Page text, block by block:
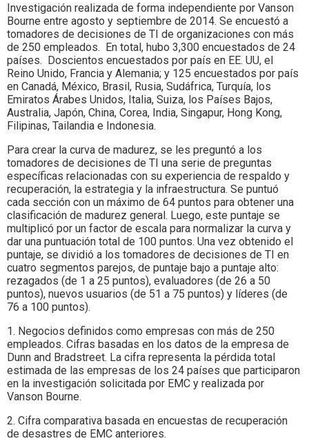
Investigación realizada de forma independiente por Vanson
Bourne entre agosto y septiembre de 2014. Se encuestó a
tomadores de decisiones de TI de organizaciones con más
de 250 empleados. En total, hubo 3,300 encuestados de 24
países. Doscientos encuestados por país en EE. UU, el
Reino Unido, Francia y Alemania; y 125 encuestados por país
en Canadá, México, Brasil, Rusia, Sudáfrica, Turquía, los
Emiratos Árabes Unidos, Italia, Suiza, los Países Bajos,
Australia, Japón, China, Corea, India, Singapur, Hong Kong,
Filipinas, Tailandia e Indonesia.
Para crear la curva de madurez, se les preguntó a los
tomadores de decisiones de TI una serie de preguntas
específicas relacionadas con su experiencia de respaldo y
recuperación, la estrategia y la infraestructura. Se puntuó
cada sección con un máximo de 64 puntos para obtener una
clasificación de madurez general. Luego, este puntaje se
multiplicó por un factor de escala para normalizar la curva y
dar una puntuación total de 100 puntos. Una vez obtenido el
puntaje, se dividió a los tomadores de decisiones de TI en
cuatro segmentos parejos, de puntaje bajo a puntaje alto:
rezagados (de 1 a 25 puntos), evaluadores (de 26 a 50
puntos), nuevos usuarios (de 51 a 75 puntos) y líderes (de
76 a 100 puntos).
1. Negocios definidos como empresas con más de 250
empleados. Cifras basadas en los datos de la empresa de
Dunn and Bradstreet. La cifra representa la pérdida total
estimada de las empresas de los 24 países que participaron
en la investigación solicitada por EMC y realizada por
Vanson Bourne.
2. Cifra comparativa basada en encuestas de recuperación
de desastres de EMC anteriores.